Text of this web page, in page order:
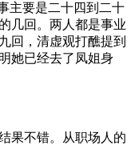
主要是二十四到二十
几回。两人都是事业
回，清虚观打醮提到
她已经去了凤姐身
果不错。从职场人的